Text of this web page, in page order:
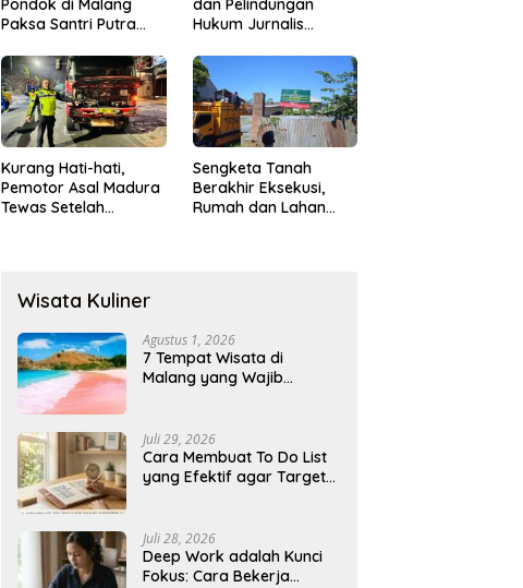
Pondok di Malang
Paksa Santri Putra
dan Pelindungan
Hukum Jurnalis
Hukumonline
Menyediakan Layanan
AI Gratis
Kurang Hati-hati,
Pemotor Asal Madura
Tewas Setelah
Sengketa Tanah
Berakhir Eksekusi,
Rumah dan Lahan
Wisata Kuliner
Agustus 1, 2026
7 Tempat Wisata di
Malang yang Wajib
Juli 29, 2026
Cara Membuat To Do List
yang Efektif agar Target
Juli 28, 2026
Deep Work adalah Kunci
Fokus: Cara Bekerja